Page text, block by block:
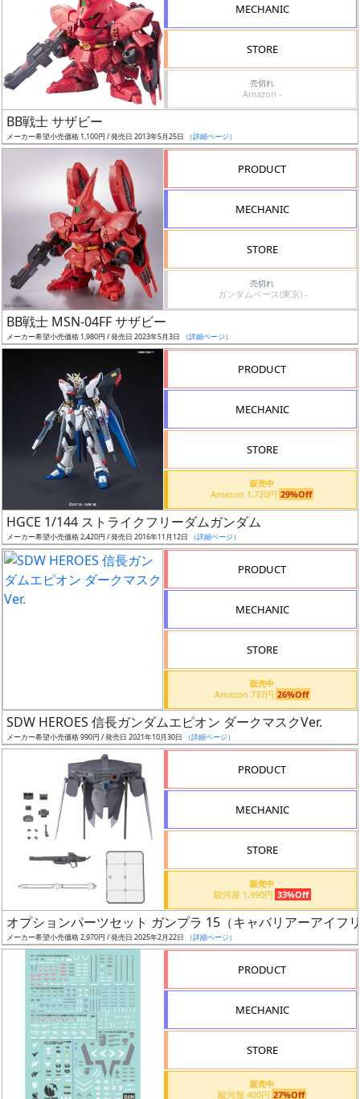
グ
レ
ー
ル
ー
ズ・
タ
イ
ト
況
売
抽
選
MECHANIC
STORE
売切れ
Amazon -
BB戦士 サザビー
メーカー希望小売価格 1,100円 / 発売日 2013年5月25日 （詳細ページ）
PRODUCT
MECHANIC
STORE
売切れ
ガンダムベース(東京) -
BB戦士 MSN-04FF サザビー
メーカー希望小売価格 1,980円 / 発売日 2023年5月3日 （詳細ページ）
PRODUCT
MECHANIC
STORE
販売中
Amazon 1,720円 29%Off
HGCE 1/144 ストライクフリーダムガンダム
メーカー希望小売価格 2,420円 / 発売日 2016年11月12日 （詳細ページ）
PRODUCT
MECHANIC
STORE
販売中
Amazon 737円 26%Off
SDW HEROES 信長ガンダムエピオン ダークマスクVer.
メーカー希望小売価格 990円 / 発売日 2021年10月30日 （詳細ページ）
PRODUCT
MECHANIC
STORE
販売中
駿河屋 1,990円 33%Off
オプションパーツセット ガンプラ 15（キャバリアーアイフ
メーカー希望小売価格 2,970円 / 発売日 2025年2月22日 （詳細ページ）
PRODUCT
MECHANIC
STORE
販売中
駿河屋 400円 27%Off